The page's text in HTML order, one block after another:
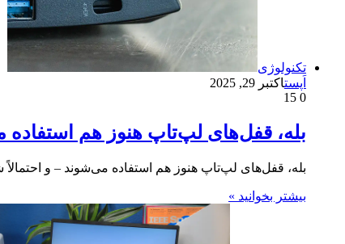
تکنولوژی
اَپستاکتبر 29, 2025
0
بله، قفل‌های لپ‌تاپ هنوز هم استفاده
بله، قفل‌های لپ‌تاپ هنوز هم استفاده می‌شوند – و احتمالاً
بیشتر بخوانید »